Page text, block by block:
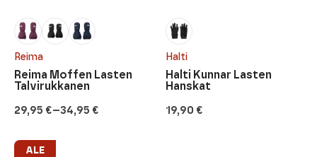
Reima
29,95 €–34,95 €
Hintaluokka:
-
34,95 €
Reima Moffen Lasten
Talvirukkanen
Halti
19,90 €
Halti Kunnar Lasten
Hanskat
ALE